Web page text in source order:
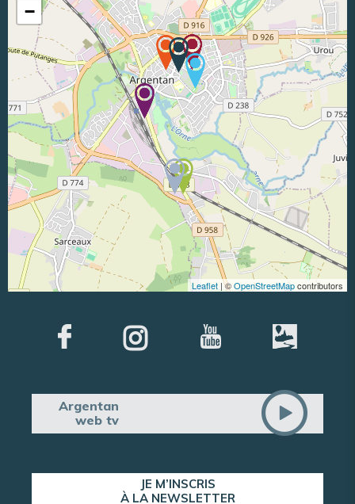
−
Leaflet | ©OpenStreetMapcontributors
Argentan
web tv
JE M’INSCRIS
À LA NEWSLETTER